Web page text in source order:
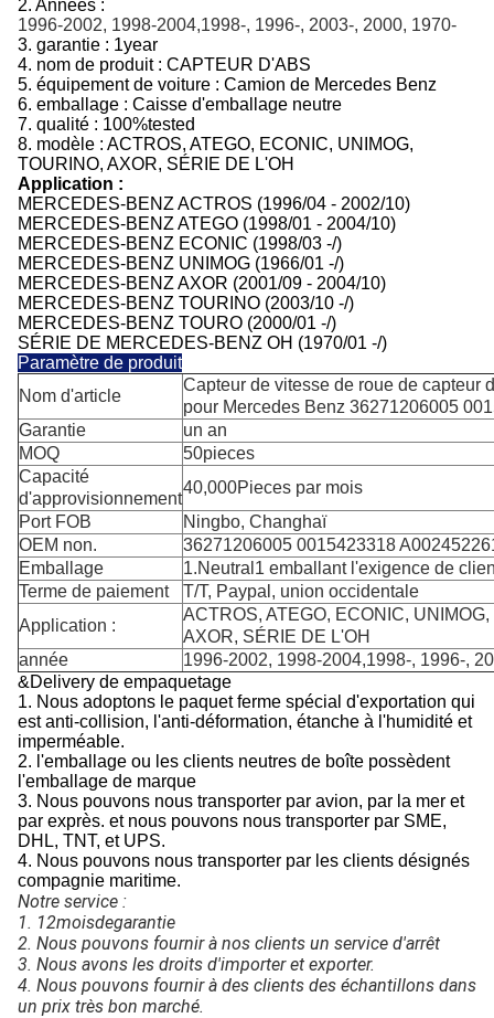
2. Années :
1996-2002, 1998-2004,1998-, 1996-, 2003-, 2000, 1970-
3. garantie : 1year
4. nom de produit : CAPTEUR D'ABS
5. équipement de voiture : Camion de Mercedes Benz
6. emballage : Caisse d'emballage neutre
7. qualité : 100%tested
8. modèle : ACTROS, ATEGO, ECONIC, UNIMOG,
TOURINO, AXOR, SÉRIE DE L'OH
Application :
MERCEDES-BENZ ACTROS (1996/04 - 2002/10)
MERCEDES-BENZ ATEGO (1998/01 - 2004/10)
MERCEDES-BENZ ECONIC (1998/03 -/)
MERCEDES-BENZ UNIMOG (1966/01 -/)
MERCEDES-BENZ AXOR (2001/09 - 2004/10)
MERCEDES-BENZ TOURINO (2003/10 -/)
MERCEDES-BENZ TOURO (2000/01 -/)
SÉRIE DE MERCEDES-BENZ OH (1970/01 -/)
Paramètre de produit
Nom d'article
Capteur de vitesse de roue de capteur
pour Mercedes Benz 36271206005
Garantie
un an
MOQ
50pieces
Capacité
d'approvisionnement
40,000Pieces par mois
Port FOB
Ningbo, Changhaï
OEM non.
36271206005 0015423318
Emballage
1.Neutral1 emballant l'exigence de
Terme de paiement
T/T, Paypal, union occidentale
Application :
ACTROS, ATEGO, ECONIC,
AXOR, SÉRIE DE L'OH
année
1996-2002, 1998-2004,1998-, 1996-,
&Delivery de empaquetage
1. Nous adoptons le paquet ferme spécial d'exportation qui
est anti-collision, l'anti-déformation, étanche à l'humidité et
imperméable.
2. l'emballage ou les clients neutres de boîte possèdent
l'emballage de marque
3. Nous pouvons nous transporter par avion, par la mer et
par exprès. et nous pouvons nous transporter par SME,
DHL, TNT, et UPS.
4. Nous pouvons nous transporter par les clients désignés
compagnie maritime.
Notre service :
1. 12moisdegarantie
2. Nous pouvons fournir à nos clients un service d'arrêt
3. Nous avons les droits d'importer et exporter.
4. Nous pouvons fournir à des clients des échantillons dans
un prix très bon marché.